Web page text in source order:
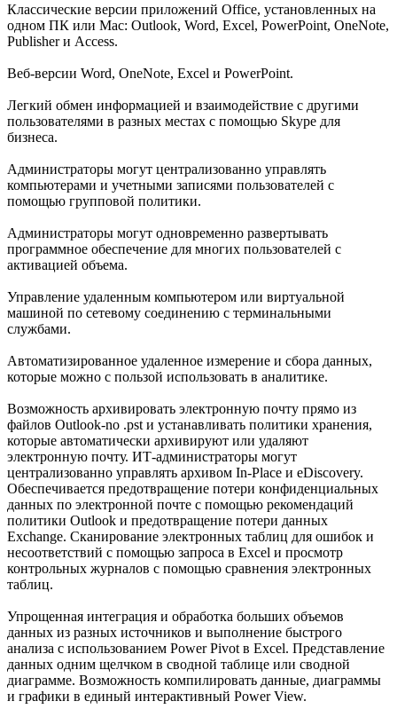
Классические версии приложений Office, установленных на
одном ПК или Mac: Outlook, Word, Excel, PowerPoint, OneNote,
Publisher и Access.
Веб-версии Word, OneNote, Excel и PowerPoint.
Легкий обмен информацией и взаимодействие с другими
пользователями в разных местах с помощью Skype для
бизнеса.
Администраторы могут централизованно управлять
компьютерами и учетными записями пользователей с
помощью групповой политики.
Администраторы могут одновременно развертывать
программное обеспечение для многих пользователей с
активацией объема.
Управление удаленным компьютером или виртуальной
машиной по сетевому соединению с терминальными
службами.
Автоматизированное удаленное измерение и сбора данных,
которые можно с пользой использовать в аналитике.
Возможность архивировать электронную почту прямо из
файлов Outlook-no .pst и устанавливать политики хранения,
которые автоматически архивируют или удаляют
электронную почту. ИТ-администраторы могут
централизованно управлять архивом In-Place и eDiscovery.
Обеспечивается предотвращение потери конфиденциальных
данных по электронной почте с помощью рекомендаций
политики Outlook и предотвращение потери данных
Exchange. Сканирование электронных таблиц для ошибок и
несоответствий с помощью запроса в Excel и просмотр
контрольных журналов с помощью сравнения электронных
таблиц.
Упрощенная интеграция и обработка больших объемов
данных из разных источников и выполнение быстрого
анализа с использованием Power Pivot в Excel. Представление
данных одним щелчком в сводной таблице или сводной
диаграмме. Возможность компилировать данные, диаграммы
и графики в единый интерактивный Power View.